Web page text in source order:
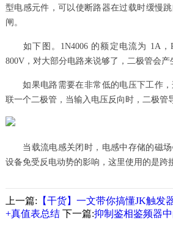
型电感元件，可以使断路器在过载时缓慢
闸。
如下图。1N4006 的额定电流为 1A，
800V，对大部分电路来说够了，二极管会产
如果电路需要在非常低的电压下工作，
联一个二极管，当输入电压反向时，二极管
当载流电感关闭时，电感中存储的磁场
设备免受反电动势的影响，这里使用的是跨
上一篇: 【干货】一文带你搞懂JK触发
+真值表总结下一篇:抑制鉴相鉴频器